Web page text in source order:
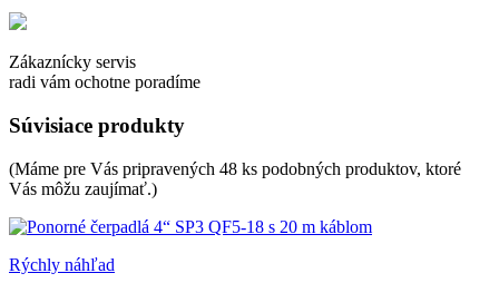
Zákaznícky servis
radi vám ochotne poradíme
Súvisiace produkty
(Máme pre Vás pripravených 48 ks podobných produktov, ktoré
Vás môžu zaujímať.)
Rýchly náhľad